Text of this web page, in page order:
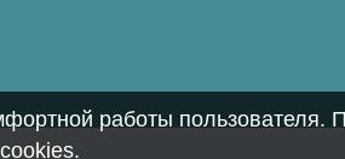
работы пользователя.
.